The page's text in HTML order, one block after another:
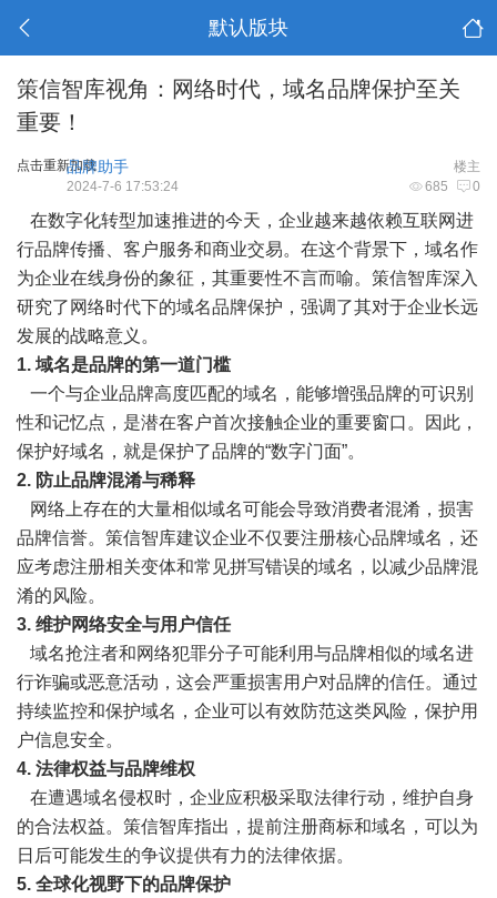
默认版块
策信智库视角：网络时代，域名品牌保护至关
重要！
点击重新加载 楼主
品牌助手
685 0
2024-7-6 17:53:24
在数字化转型加速推进的今天，企业越来越依赖互联网进
行品牌传播、客户服务和商业交易。在这个背景下，域名作
为企业在线身份的象征，其重要性不言而喻。策信智库深入
研究了网络时代下的域名品牌保护，强调了其对于企业长远
发展的战略意义。
1. 域名是品牌的第一道门槛
一个与企业品牌高度匹配的域名，能够增强品牌的可识别
性和记忆点，是潜在客户首次接触企业的重要窗口。因此，
保护好域名，就是保护了品牌的“数字门面”。
2. 防止品牌混淆与稀释
网络上存在的大量相似域名可能会导致消费者混淆，损害
品牌信誉。策信智库建议企业不仅要注册核心品牌域名，还
应考虑注册相关变体和常见拼写错误的域名，以减少品牌混
淆的风险。
3. 维护网络安全与用户信任
域名抢注者和网络犯罪分子可能利用与品牌相似的域名进
行诈骗或恶意活动，这会严重损害用户对品牌的信任。通过
持续监控和保护域名，企业可以有效防范这类风险，保护用
户信息安全。
4. 法律权益与品牌维权
在遭遇域名侵权时，企业应积极采取法律行动，维护自身
的合法权益。策信智库指出，提前注册商标和域名，可以为
日后可能发生的争议提供有力的法律依据。
5. 全球化视野下的品牌保护